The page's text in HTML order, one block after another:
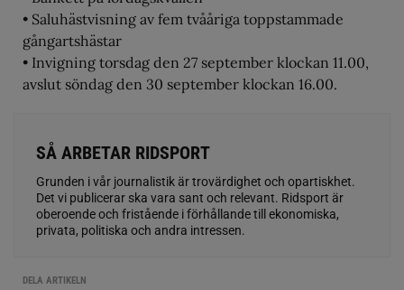
• Saluhästvisning av fem tvååriga toppstammade
gångartshästar
• Invigning torsdag den 27 september klockan 11.00,
avslut söndag den 30 september klockan 16.00.
SÅ ARBETAR RIDSPORT
Grunden i vår journalistik är trovärdighet och opartiskhet.
Det vi publicerar ska vara sant och relevant. Ridsport är
oberoende och fristående i förhållande till ekonomiska,
privata, politiska och andra intressen.
DELA ARTIKELN